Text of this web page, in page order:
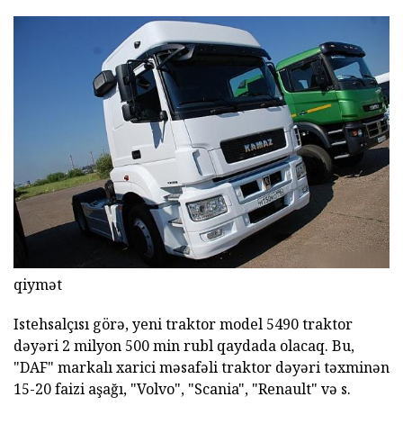
qiymət
Istehsalçısı görə, yeni traktor model 5490 traktor
dəyəri 2 milyon 500 min rubl qaydada olacaq. Bu,
"DAF" markalı xarici məsafəli traktor dəyəri təxminən
15-20 faizi aşağı, "Volvo", "Scania", "Renault" və s.